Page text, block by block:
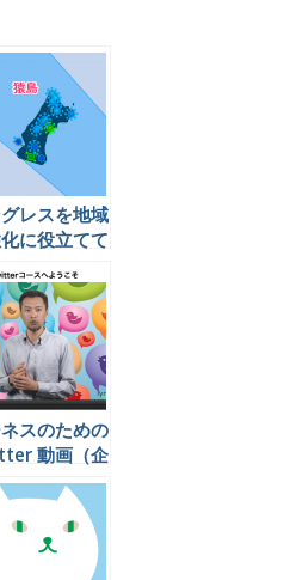
レスを地域
に役立てて
方公共団体
スのための
動画（企
）